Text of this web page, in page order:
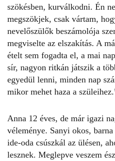
szökésben, kurválkodni. Én
megszökjek, csak vártam,
nevelőszülők beszámolója
megviselte az elszakítás. A
ételt sem fogadta el, a mai
sír, nagyon ritkán játszik a
egyedül lenni, minden nap
mikor mehet haza a
Anna 12 éves, de már igazi
véleménye. Sanyi okos,
ide-oda csúszkál az ülésen,
lesznek. Meglepve veszem